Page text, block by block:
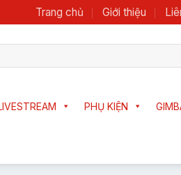
Trang chủ Giới thiệu
PHỤ KIỆN